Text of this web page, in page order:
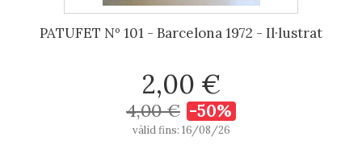
PATUFET Nº 101 - Barcelona 1972 - Il·lustrat
2,00 €
4,00 € -50%
vàlid fins: 16/08/26